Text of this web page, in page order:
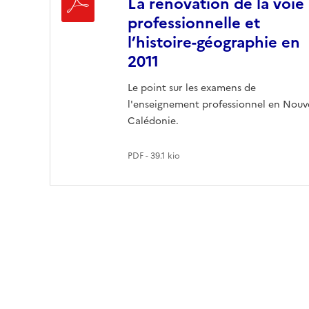
professionnelle et
l’histoire-géographie en
2011
Le point sur les examens de
l'enseignement professionnel en
Calédonie.
PDF - 39.1 kio